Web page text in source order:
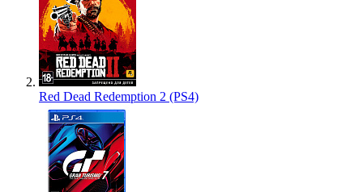
Red Dead Redemption 2 (PS4)